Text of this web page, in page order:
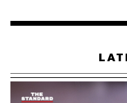
Gen Z
Gen
เรือนไทยที่ถูกซุกไว้